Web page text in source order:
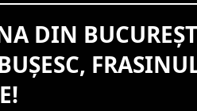
DIN